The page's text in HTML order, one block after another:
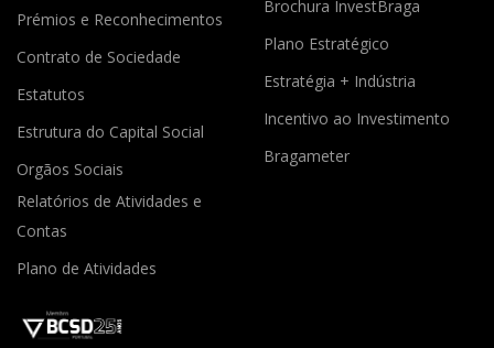
Prémios e Reconhecimentos
Contrato de Sociedade
Estatutos
Estrutura do Capital Social
Orgãos Sociais
Relatórios de Atividades e
Contas
Plano de Atividades
Brochura InvestBraga
Plano Estratégico
Estratégia + Indústria
Incentivo ao Investimento
Bragameter